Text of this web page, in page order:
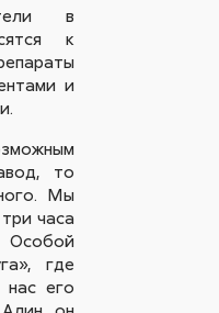
в
к
и
то
Мы
часа
где
нас его